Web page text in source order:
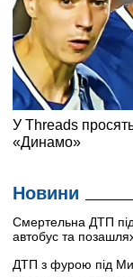
Новини
Смертельна ДТП під
автобус та
ДТП з фурою під